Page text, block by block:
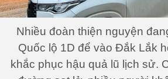
Nhiều đoàn thiện nguyện
Quốc lộ 1D để vào Đắk Lắk
khắc phục hậu quả lũ lịch sử.